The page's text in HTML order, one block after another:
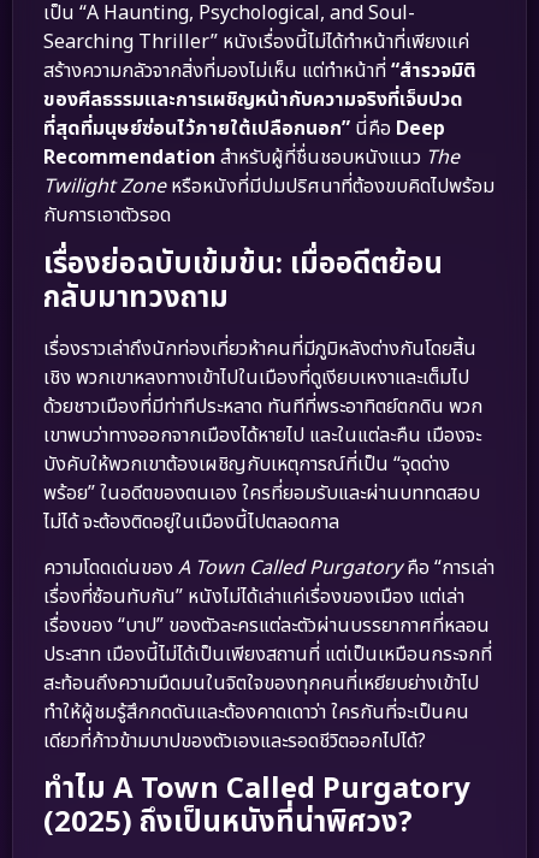
เป็น “A Haunting, Psychological, and Soul-
Searching Thriller” หนังเรื่องนี้ไม่ได้ทำหน้าที่เพียงแค่
สร้างความกลัวจากสิ่งที่มองไม่เห็น แต่ทำหน้าที่“สำรวจมิติ
ของศีลธรรมและการเผชิญหน้ากับความจริงที่เจ็บปวด
ที่สุดที่มนุษย์ซ่อนไว้ภายใต้เปลือกนอก” นี่คือ Deep
Recommendation สำหรับผู้ที่ชื่นชอบหนังแนว The
Twilight Zoneหรือหนังที่มีปมปริศนาที่ต้องขบคิดไปพร้อม
กับการเอาตัวรอด
เรื่องย่อฉบับเข้มข้น: เมื่ออดีตย้อน
กลับมาทวงถาม
เรื่องราวเล่าถึงนักท่องเที่ยวห้าคนที่มีภูมิหลังต่างกันโดยสิ้น
เชิง พวกเขาหลงทางเข้าไปในเมืองที่ดูเงียบเหงาและเต็มไป
ด้วยชาวเมืองที่มีท่าทีประหลาด ทันทีที่พระอาทิตย์ตกดิน พวก
เขาพบว่าทางออกจากเมืองได้หายไป และในแต่ละคืน เมืองจะ
บังคับให้พวกเขาต้องเผชิญกับเหตุการณ์ที่เป็น “จุดด่าง
พร้อย” ในอดีตของตนเอง ใครที่ยอมรับและผ่านบททดสอบ
ไม่ได้ จะต้องติดอยู่ในเมืองนี้ไปตลอดกาล
ความโดดเด่นของ A Town Called Purgatoryคือ “การเล่า
เรื่องที่ซ้อนทับกัน” หนังไม่ได้เล่าแค่เรื่องของเมือง แต่เล่า
เรื่องของ “บาป” ของตัวละครแต่ละตัวผ่านบรรยากาศที่หลอน
ประสาท เมืองนี้ไม่ได้เป็นเพียงสถานที่ แต่เป็นเหมือนกระจกที่
สะท้อนถึงความมืดมนในจิตใจของทุกคนที่เหยียบย่างเข้าไป
ทำให้ผู้ชมรู้สึกกดดันและต้องคาดเดาว่า ใครกันที่จะเป็นคน
เดียวที่ก้าวข้ามบาปของตัวเองและรอดชีวิตออกไปได้?
ทำไม A Town Called Purgatory
(2025) ถึงเป็นหนังที่น่าพิศวง?